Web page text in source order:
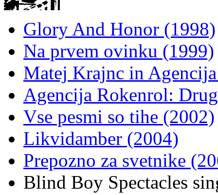
Glory And Honor (1998)
Na prvem ovinku (1999)
Matej Krajnc in
Agencija Rokenrol:
Vse pesmi so tihe (2002)
Likvidamber (2004)
Prepozno za svetnike
Blind Boy Spectacles